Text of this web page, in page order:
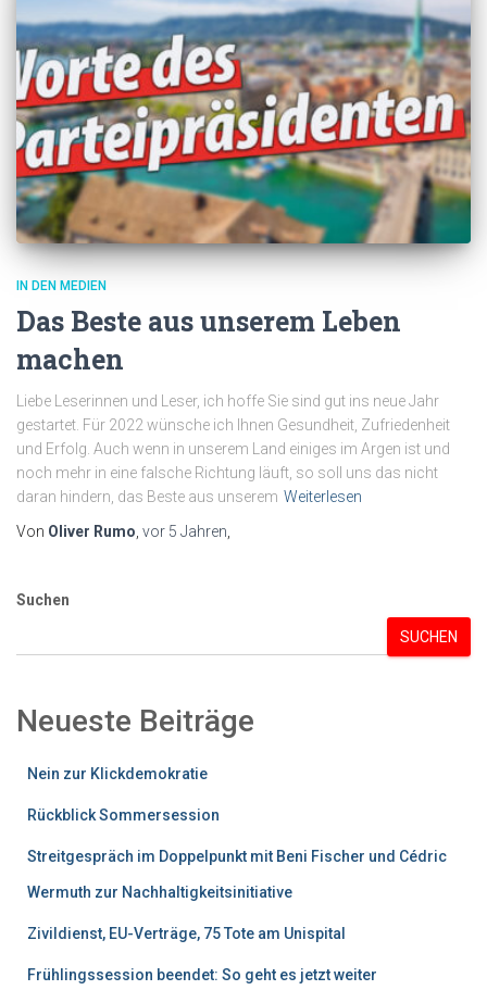
IN DEN MEDIEN
Das Beste aus unserem Leben
machen
Liebe Leserinnen und Leser, ich hoffe Sie sind gut ins neue Jahr
gestartet. Für 2022 wünsche ich Ihnen Gesundheit, Zufriedenheit
und Erfolg. Auch wenn in unserem Land einiges im Argen ist und
noch mehr in eine falsche Richtung läuft, so soll uns das nicht
daran hindern, das Beste aus unserem Weiterlesen
Von Oliver Rumo, vor 5 Jahren,
Suchen
SUCHEN
Neueste Beiträge
Nein zur Klickdemokratie
Rückblick Sommersession
Streitgespräch im Doppelpunkt mit Beni Fischer und Cédric
Wermuth zur Nachhaltigkeitsinitiative
Zivildienst, EU-Verträge, 75 Tote am Unispital
Frühlingssession beendet: So geht es jetzt weiter